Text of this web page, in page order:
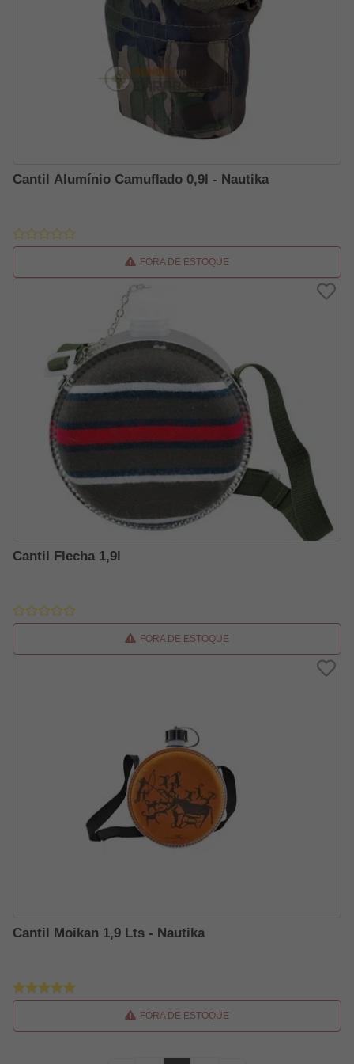
Cantil Alumínio Camuflado 0,9l - Nautika
FORA DE ESTOQUE
Cantil Flecha 1,9l
FORA DE ESTOQUE
Cantil Moikan 1,9 Lts - Nautika
FORA DE ESTOQUE